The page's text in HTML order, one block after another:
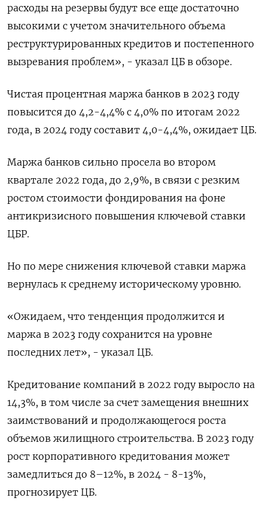
расходы на резервы будут все еще достаточно
высокими с учетом значительного объема
реструктурированных кредитов и постепенного
вызревания проблем», - указал ЦБ в обзоре.
Чистая процентная маржа банков в 2023 году
повысится до 4,2-4,4% с 4,0% по итогам 2022
года, в 2024 году составит 4,0-4,4%, ожидает ЦБ.
Маржа банков сильно просела во втором
квартале 2022 года, до 2,9%, в связи с резким
ростом стоимости фондирования на фоне
антикризисного повышения ключевой ставки
ЦБР.
Но по мере снижения ключевой ставки маржа
вернулась к среднему историческому уровню.
«Ожидаем, что тенденция продолжится и
маржа в 2023 году сохранится на уровне
последних лет», - указал ЦБ.
Кредитование компаний в 2022 году выросло на
14,3%, в том числе за счет замещения внешних
заимствований и продолжающегося роста
объемов жилищного строительства. В 2023 году
рост корпоративного кредитования может
замедлиться до 8–12%, в 2024 - 8-13%,
прогнозирует ЦБ.